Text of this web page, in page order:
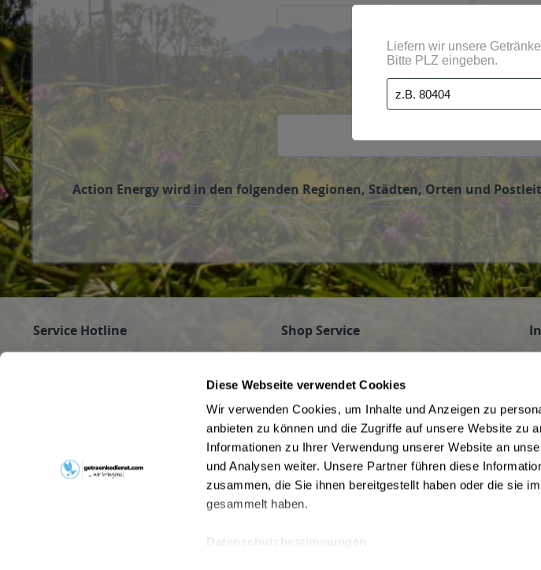
Diese Webseite verwendet Cookies
Wir verwenden Cookies, um Inhalte und Anzeigen zu
anbieten zu können und die Zugriffe auf unsere Website zu
Informationen zu Ihrer Verwendung unserer Website an
und Analysen weiter. Unsere Partner führen diese
zusammen, die Sie ihnen bereitgestellt haben oder die sie
gesammelt haben.
Action Energy wird in den folgenden Regionen, Städten, Orten und
Service Hotline
Haben Sie Fragen zu Ihrer Bestellung?
089/350 81 01
Shop Service
Firmenkunden
Jobs
Pfandrückgabe
Kontakt
Getränke auf Kommission
Beverage Delivery Service in Munich